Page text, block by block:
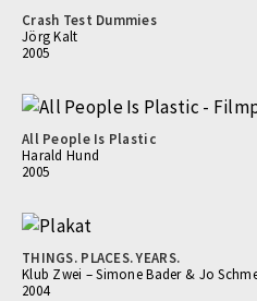
Crash Test Dummies
Jörg Kalt
2005
All People Is Plastic
Harald Hund
2005
THINGS. PLACES. YEARS.
Klub Zwei – Simone Bader & Jo
2004